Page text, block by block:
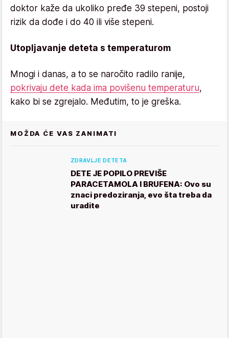
doktor kaže da ukoliko pređe 39 stepeni, postoji
rizik da dođe i do 40 ili više stepeni.
Utopljavanje deteta s temperaturom
Mnogi i danas, a to se naročito radilo ranije,
pokrivaju dete kada ima povišenu temperaturu,
kako bi se zgrejalo. Međutim, to je greška.
MOŽDA ĆE VAS ZANIMATI
ZDRAVLJE DETETA
DETE JE POPILO PREVIŠE
PARACETAMOLA I BRUFENA: Ovo su
znaci predoziranja, evo šta treba da
uradite